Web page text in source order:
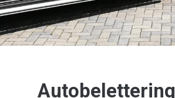
Autobelettering